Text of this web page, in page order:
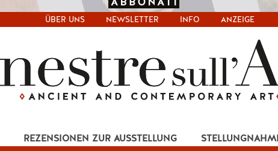
ÜBER UNS NEWSLETTER INFO ANZEIGE
REZENSIONEN ZUR AUSSTELLUNG